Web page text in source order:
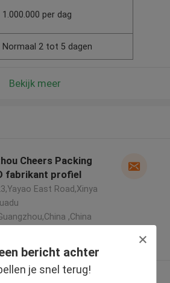
bericht achter
je snel terug!
1.000.000 per dag
Normaal 2 tot 5 dagen
Bekijk meer
Cheers Packing
fabrikant profiel
East Road,Xinya
,China
Bekijk meer